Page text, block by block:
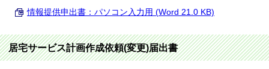
情報提供申出書：パソコン入力用 (Word 21.0 KB)
居宅サービス計画作成依頼(変更)届出書